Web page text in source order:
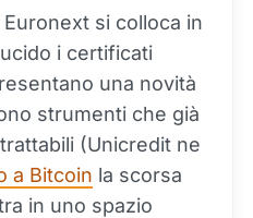
si colloca in
i certificati
una novità
strumenti che già
(Unicredit ne
a Bitcoin la scorsa
in uno spazio